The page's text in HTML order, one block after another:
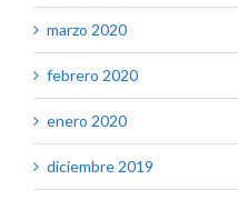
marzo 2020
febrero 2020
enero 2020
diciembre 2019